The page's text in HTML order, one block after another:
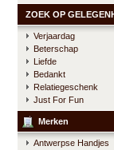
ZOEK OP
Verjaardag
Beterschap
Liefde
Bedankt
Relatiegeschenk
Just For Fun
Merken
Antwerpse Handjes